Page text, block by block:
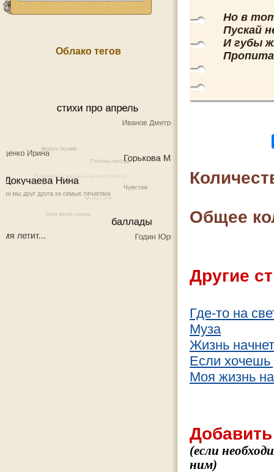
Облако тегов
Но в тот
Пускай
И губы
Общее
Другие
Где-то на
Муза
Жизнь
Если хочешь
Моя жизнь
(если
ним)